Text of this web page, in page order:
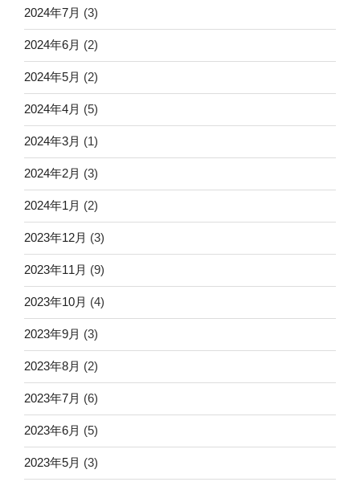
2024年7月 (3)
2024年6月 (2)
2024年5月 (2)
2024年4月 (5)
2024年3月 (1)
2024年2月 (3)
2024年1月 (2)
2023年12月 (3)
2023年11月 (9)
2023年10月 (4)
2023年9月 (3)
2023年8月 (2)
2023年7月 (6)
2023年6月 (5)
2023年5月 (3)